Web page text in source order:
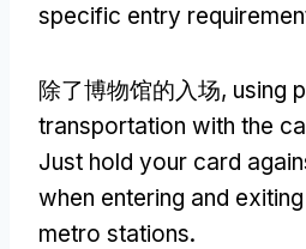
specific entry
除了博物馆的入场, using
transportation with the
Just hold your card
when entering and
metro stations.